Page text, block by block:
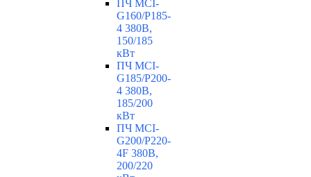
ПЧ MCI-
G160/P185-
4 380В,
150/185
кВт
ПЧ MCI-
G185/P200-
4 380В,
185/200
кВт
ПЧ MCI-
G200/P220-
4F 380В,
200/220